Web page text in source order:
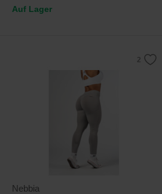
Auf Lager
Nebbia